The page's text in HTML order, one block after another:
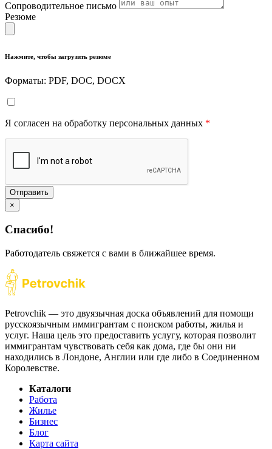
Сопроводительное письмо
Резюме
Нажмите, чтобы загрузить резюме
Форматы: PDF, DOC, DOCX
Я согласен на обработку персональных данных *
Отправить
×
Спасибо!
Работодатель свяжется с вами в ближайшее время.
Petrovchik — это двуязычная доска объявлений для помощи
русскоязычным иммигрантам с поиском работы, жилья и
услуг. Наша цель это предоставить услугу, которая позволит
иммигрантам чувствовать себя как дома, где бы они ни
находились в Лондоне, Англии или где либо в Соединенном
Королевстве.
Каталоги
Работа
Жилье
Бизнес
Блог
Карта сайта